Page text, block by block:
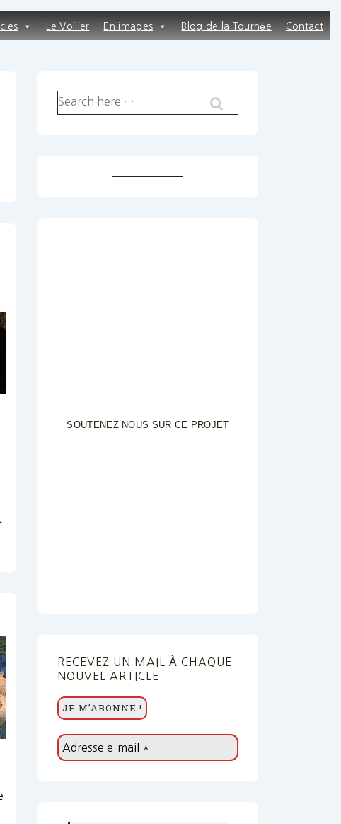
Le Voilier En images Blog de la Tournée Contact
Recherche
SOUTENEZ NOUS SUR CE PROJET
RECEVEZ UN MAIL À CHAQUE
NOUVEL ARTICLE